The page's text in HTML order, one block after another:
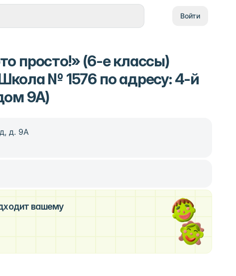
Войти
просто!» (6-е классы)
№ 1576 по адресу: 4-й
9А)
д. 9А
вашему